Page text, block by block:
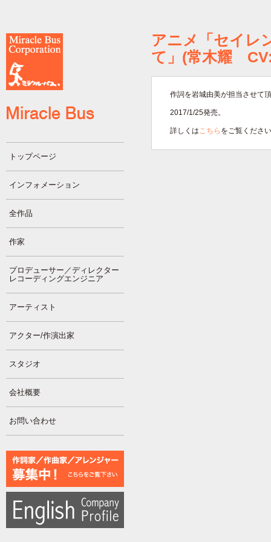
トップページ
インフォメーション
全作品
作家
プロデューサー／ディレクター
レコーディングエンジニア
アーティスト
アクター/作演出家
スタジオ
会社概要
お問い合わせ
アニメ「セイレ
て」(常木耀
作詞を岩城由美が担当させて
2017/1/25発売。
詳しくはこちら をご覧くださ